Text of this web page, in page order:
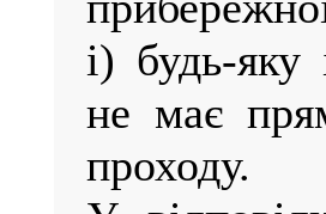
і) будь-яку
не має
проходу.